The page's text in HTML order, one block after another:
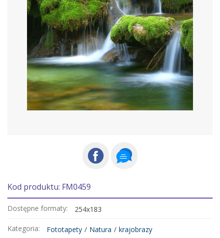
Kod produktu: FM0459
Dostępne formaty: 254x183
Kategoria: Fototapety / Natura / krajobrazy